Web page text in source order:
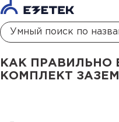
ГлавнаяСтатьи
КАК ПРАВИЛЬНО
КОМПЛЕКТ